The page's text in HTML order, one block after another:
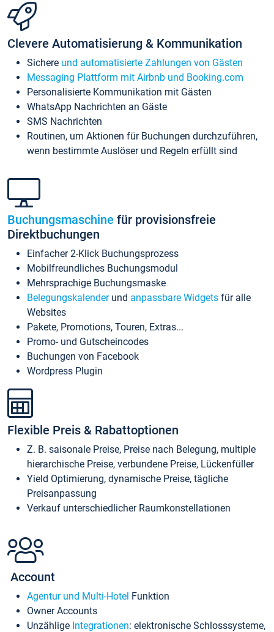
Clevere Automatisierung & Kommunikation
Sichere und automatisierte Zahlungen von Gästen
Messaging Plattform mit Airbnb und Booking.com
Personalisierte Kommunikation mit Gästen
WhatsApp Nachrichten an Gäste
SMS Nachrichten
Routinen, um Aktionen für Buchungen durchzuführen,
wenn bestimmte Auslöser und Regeln erfüllt sind
Buchungsmaschine für provisionsfreie
Direktbuchungen
Einfacher 2-Klick Buchungsprozess
Mobilfreundliches Buchungsmodul
Mehrsprachige Buchungsmaske
Belegungskalenderund anpassbare Widgets für alle
Websites
Pakete, Promotions, Touren, Extras...
Promo- und Gutscheincodes
Buchungen von Facebook
Wordpress Plugin
Flexible Preis & Rabattoptionen
Z. B. saisonale Preise, Preise nach Belegung, multiple
hierarchische Preise, verbundene Preise, Lückenfüller
Yield Optimierung, dynamische Preise, tägliche
Preisanpassung
Verkauf unterschiedlicher Raumkonstellationen
Account
Agentur und Multi-Hotel Funktion
Owner Accounts
Unzählige Integrationen: elektronische Schlosssysteme,